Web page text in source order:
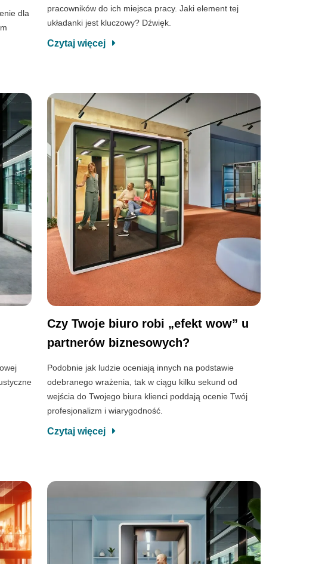
dla
pracowników do ich miejsca pracy. Jaki element tej
układanki jest kluczowy? Dźwięk.
Czytaj więcej
Czy Twoje biuro robi „efekt wow” u
partnerów biznesowych?
Podobnie jak ludzie oceniają innych na podstawie
odebranego wrażenia, tak w ciągu kilku sekund od
wejścia do Twojego biura klienci poddają ocenie Twój
profesjonalizm i wiarygodność.
Czytaj więcej